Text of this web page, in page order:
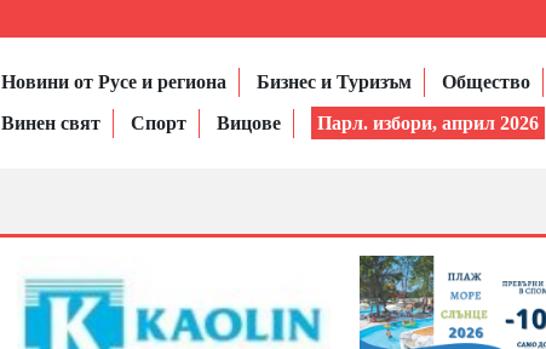
Новини от Русе и региона Бизнес и Туризъм Общество
Винен свят
Спорт Вицове Парл. избори, април 2026